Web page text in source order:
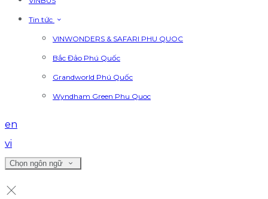
Tin tức
VINWONDERS & SAFARI PHU QUOC
Bắc Đảo Phú Quốc
Grandworld Phú Quốc
Wyndham Green Phu Quoc
en
vi
Chọn ngôn ngữ